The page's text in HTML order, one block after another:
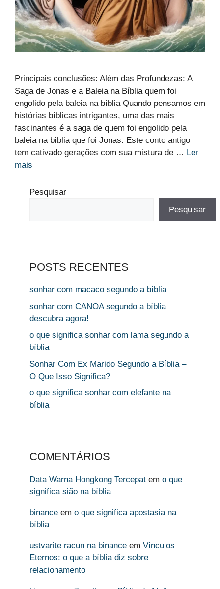
Principais conclusões: Além das Profundezas: A
Saga de Jonas e a Baleia na Bíblia quem foi
engolido pela baleia na bíblia Quando pensamos em
histórias bíblicas intrigantes, uma das mais
fascinantes é a saga de quem foi engolido pela
baleia na bíblia que foi Jonas. Este conto antigo
tem cativado gerações com sua mistura de … Ler
mais
Pesquisar
Pesquisar
POSTS RECENTES
sonhar com macaco segundo a bíblia
sonhar com CANOA segundo a bíblia
descubra agora!
o que significa sonhar com lama segundo a
bíblia
Sonhar Com Ex Marido Segundo a Bíblia –
O Que Isso Significa?
o que significa sonhar com elefante na
bíblia
COMENTÁRIOS
Data Warna Hongkong Tercepat em o que
significa sião na bíblia
binance em o que significa apostasia na
bíblia
ustvarite racun na binance em Vínculos
Eternos: o que a bíblia diz sobre
relacionamento